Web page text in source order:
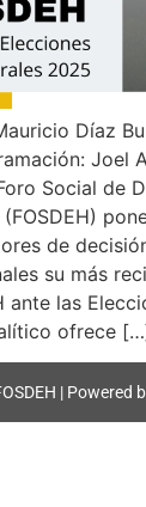
Díaz
Joel
Social de
de
su más
ante las
ofrece
| Powered